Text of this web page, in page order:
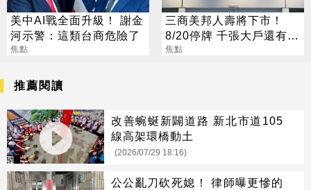
美中AI戰全面升級！ 謝金
河示警：這類台商危險了
焦點
三商美邦人壽將下市！
8/20停牌 千張大戶還有
252人
焦點
推薦閱讀
改善蜿蜒新闢道路 新北市道105
線高架環橋動土
(2026/07/29 18:16)
公公亂刀砍死媳！ 律師曝更慘的